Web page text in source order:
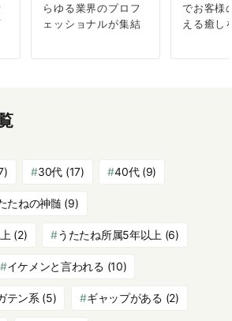
らゆる業界のプロフ
ェッショナルが集結
でお客様
える癒し
30代 (17) 40代(9)
たねの神髄 (9)
(2) うたたね所属5年以上 (6)
イケメンと言われる (10)
テン系 (5) ギャップがある (2)